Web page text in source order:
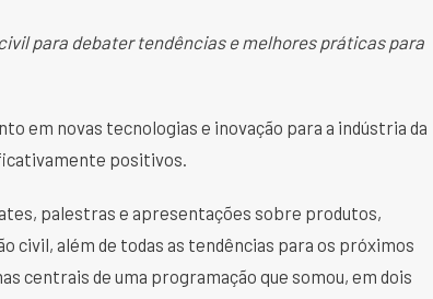
para debater tendências e melhores práticas para
em novas tecnologias e inovação para a indústria da
positivos.
palestras e apresentações sobre produtos,
civil, além de todas as tendências para os próximos
centrais de uma programação que somou, em dois